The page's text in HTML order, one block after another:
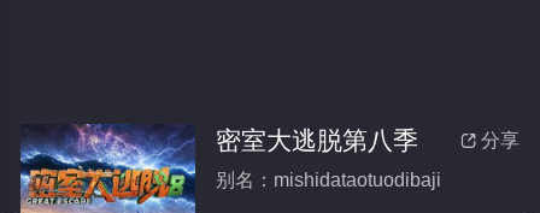
 分享
密室大逃脱第八季
别名：mishidataotuodibaji